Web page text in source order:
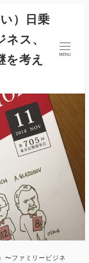
）日乗
ス、
を考え
MENU
〜ファミリービジネ